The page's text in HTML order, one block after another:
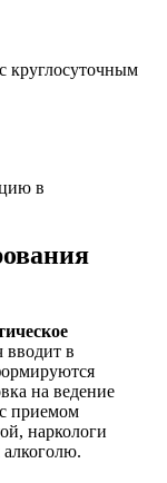
круглосуточным
в
вводит в
на ведение
приемом
наркологи
алкоголю.